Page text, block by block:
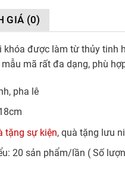
GIÁ (0)
khóa được làm từ thủy tinh
mã rất đa dạng, phù
pha lê
tặng sự kiện, quà tặng lưu
20 sản phẩm/lần ( Số